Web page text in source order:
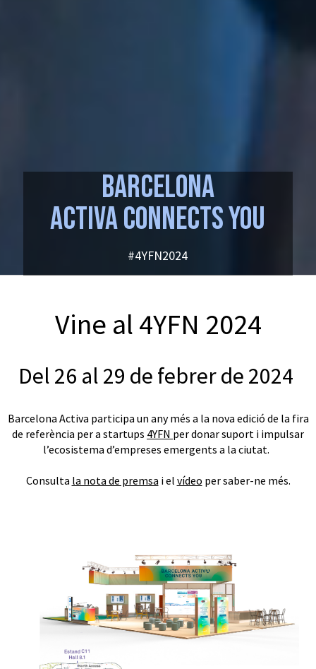
BARCELONA
ACTIVA CONNECTS YOU
#4YFN2024
Vine al 4YFN 2024
Del 26 al 29 de febrer de 2024
Barcelona Activa participa un any més a la nova edició de la fira
de referència per a startups 4YFN per donar suport i impulsar
l’ecosistema d’empreses emergents a la ciutat.
Consulta la nota de premsa i el vídeo per saber-ne més.